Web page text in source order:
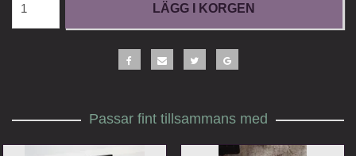
LÄGG I KORGEN
Passar fint tillsammans med